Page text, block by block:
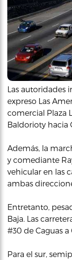
Las autoridades
expreso Las
comercial Plaza
Baldorioty hacia
Además, la
y comediante
vehicular en las
ambas
Entretanto,
Baja. Las
#30 de Caguas
Para el sur,